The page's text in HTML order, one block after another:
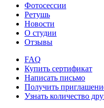
Фотосессии
Ретушь
Новости
О студии
Отзывы
FAQ
Купить сертификат
Написать письмо
Получить
Узнать количество